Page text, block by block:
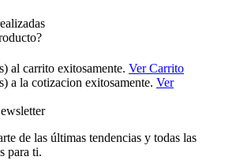
al carrito exitosamente. Ver Carrito
a la cotizacion exitosamente. Ver
de las últimas tendencias y todas las
para ti.